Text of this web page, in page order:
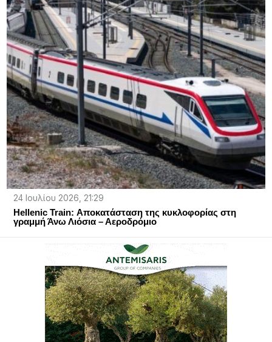
24 Ιουλίου 2026, 21:29
Hellenic Train: Αποκατάσταση της κυκλοφορίας στη
γραμμή Άνω Λιόσια – Αεροδρόμιο